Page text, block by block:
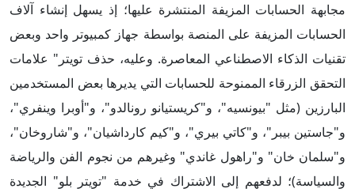
مجابهة الحسابات المزيفة المنتشرة عليها؛ إذ يسهل إنشاء آلاف
الحسابات المزيفة على المنصة بواسطة جهاز كمبيوتر واحد وبعض
تقنيات الذكاء الاصطناعي المعاصرة. وعليه، حذف تويتر" علامات
التحقق الزرقاء الممنوحة للحسابات التي يديرها بعض المستخدمين
البارزين (مثل "بيونسيه"، و"كريستيانو رونالدو"، و"أوبرا وينفري"،
و"جاستين بيبر"، و"كاتي بيري"، و"كيم كارداشيان"، و"شاروخان"،
و"سلمان خان" و"راهول غاندي" وغيرهم من نجوم الفن والرياضة
والسياسة)؛ لدفعهم إلى الاشتراك في خدمة "تويتر بلو" الجديدة